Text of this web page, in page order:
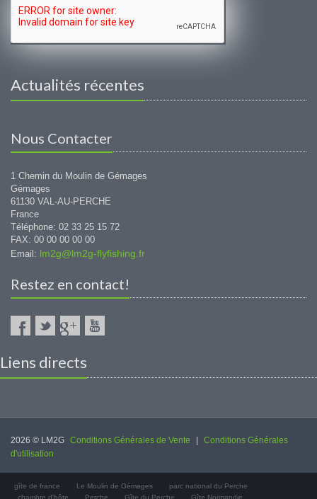
Actualités récentes
Nous Contacter
1 Chemin du Moulin de Gémages
Gémages
61130 VAL-AU-PERCHE
France
Téléphone: 02 33 25 15 72
FAX: 00 00 00 00 00
Email: lm2g@lm2g-flyfishing.fr
Restez en contact!
Liens directs
2026 © LM2G Conditions Générales de Vente
Conditions Générales
d'utilisation
gîte de france Le Moulin de Gémages
parc national du Perche
chambre d'hôte
Perche Gîte du Perche Gîte Normandie